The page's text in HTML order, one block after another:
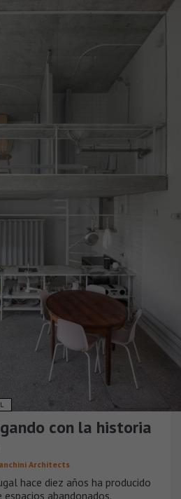
con la historia
Architects
hace diez años ha producido
abandonados.